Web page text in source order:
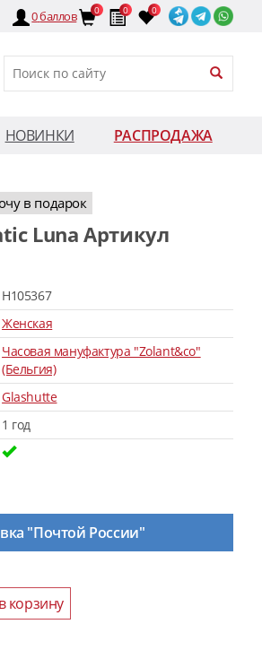
0баллов 0 0 0
НОВИНКИ
РАСПРОДАЖА
в подарок
H105367
Женская
Часовая мануфактура "Zolant&co"
(Бельгия)
Glashutte
1 год
"Почтой России"
корзину